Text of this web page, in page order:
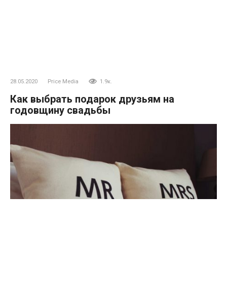
28.05.2020 Price Media 1.9к.
Как выбрать подарок друзьям на
годовщину свадьбы